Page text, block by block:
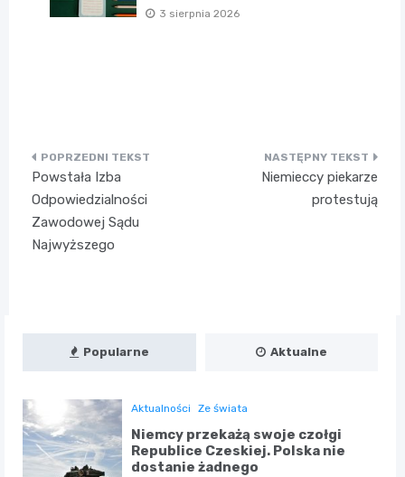
3 sierpnia 2026
Nawigacja
wpisu
Powstała Izba
Odpowiedzialności
Zawodowej Sądu
Najwyższego
Niemieccy piekarze
protestują
Popularne Aktualne
Aktualności Ze świata
Niemcy przekażą swoje czołgi
Republice Czeskiej. Polska nie
dostanie żadnego